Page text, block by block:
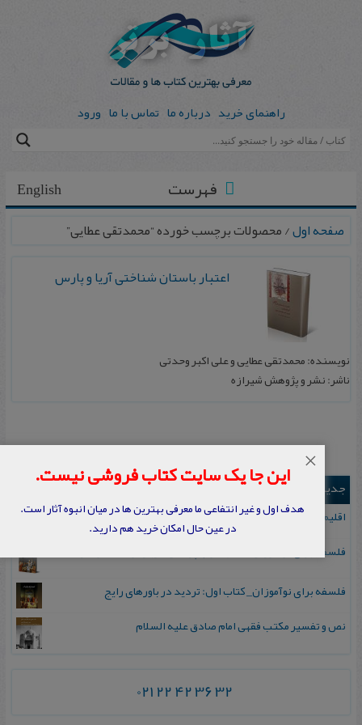
راهنمای خرید درباره ما تماس با ما ورود
English فهرست
صفحه اول/ محصولات برچسب خورده “محمدتقی عطایی”
اعتبار باستان شناختی آریا و پارس
نویسنده: محمدتقی عطایی و علی اکبر وحدتی
ناشر: نشر و پژوهش شیرازه
جدیدترین ها
اقلیم مورخان؛ مهارت‌های تاریخ ورزی علمی
فلسفه برای نوآموزان_ کتاب دوم: پرسش درباره واقعیت و معرفت
فلسفه برای نوآموزان_ کتاب اول: تردید در باورهای رایج
نص و تفسیر مکتب فقهی امام صادق علیه السلام
021 22 42 36 32
این جا یک سایت کتاب فروشی نیست.
هدف اول و غیر انتفاعی ما معرفی بهترین ها در میان انبوه آثار است.
در عین حال امکان خرید هم دارید.
×